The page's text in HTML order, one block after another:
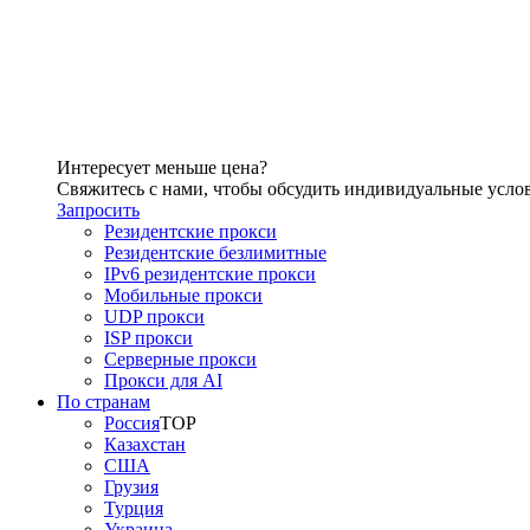
Интересует меньше цена?
Свяжитесь с нами, чтобы обсудить индивидуальные
Запросить
Резидентские прокси
Резидентские безлимитные
IPv6 резидентские прокси
Мобильные прокси
UDP прокси
ISP прокси
Серверные прокси
Прокси для AI
По странам
РоссияTOP
Казахстан
США
Грузия
Турция